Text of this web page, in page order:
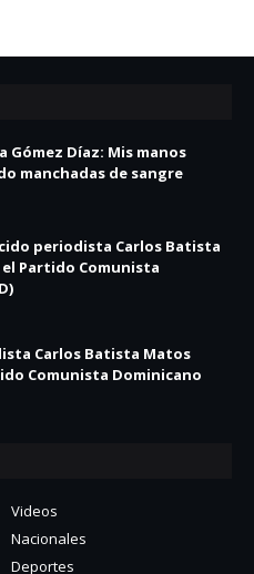
Gómez Díaz: Mis manos
manchadas de sangre
periodista Carlos Batista
Partido Comunista
Carlos Batista Matos
Comunista Dominicano
Videos
Nacionales
Deportes